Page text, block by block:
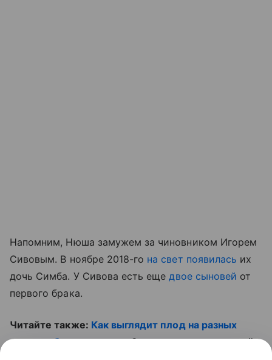
Напомним, Нюша замужем за чиновником Игорем
Сивовым. В ноябре 2018-го на свет появилась их
дочь Симба. У Сивова есть ещедвое сыновей от
первого брака.
Читайте также: Как выглядит плод на разных
неделях беременности. Смотрите наш полезный